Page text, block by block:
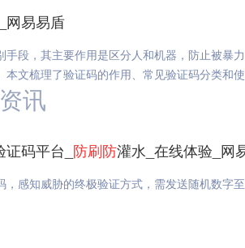
网易易盾
手段，其主要作用是区分人和机器，防止被暴
本文梳理了验证码的作用、常见验证码分类和
讯
码平台_ 防刷防灌水_在线体验_网
，感知威胁的终极验证方式，需发送随机数